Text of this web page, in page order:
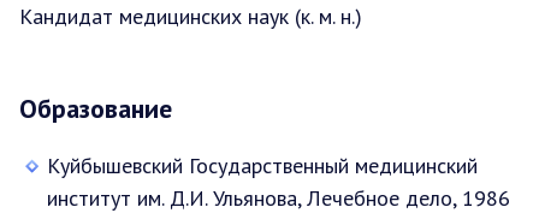
Кандидат медицинских наук (к. м. н.)
Образование
Куйбышевский Государственный медицинский
институт им. Д.И. Ульянова, Лечебное дело, 1986